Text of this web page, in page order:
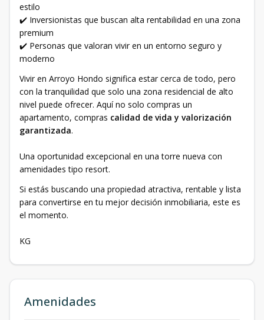
estilo
✔️ Inversionistas que buscan alta rentabilidad en una zona
premium
✔️ Personas que valoran vivir en un entorno seguro y
moderno
Vivir en Arroyo Hondo significa estar cerca de todo, pero
con la tranquilidad que solo una zona residencial de alto
nivel puede ofrecer. Aquí no solo compras un
apartamento, compras calidad de vida y valorización
garantizada.
Una oportunidad excepcional en una torre nueva con
amenidades tipo resort.
Si estás buscando una propiedad atractiva, rentable y lista
para convertirse en tu mejor decisión inmobiliaria, este es
el momento.
KG
Amenidades